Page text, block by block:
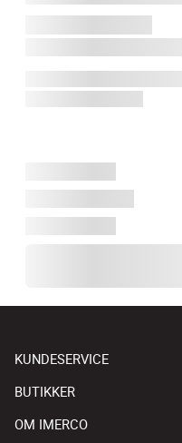
KUNDESERVICE
BUTIKKER
OM IMERCO